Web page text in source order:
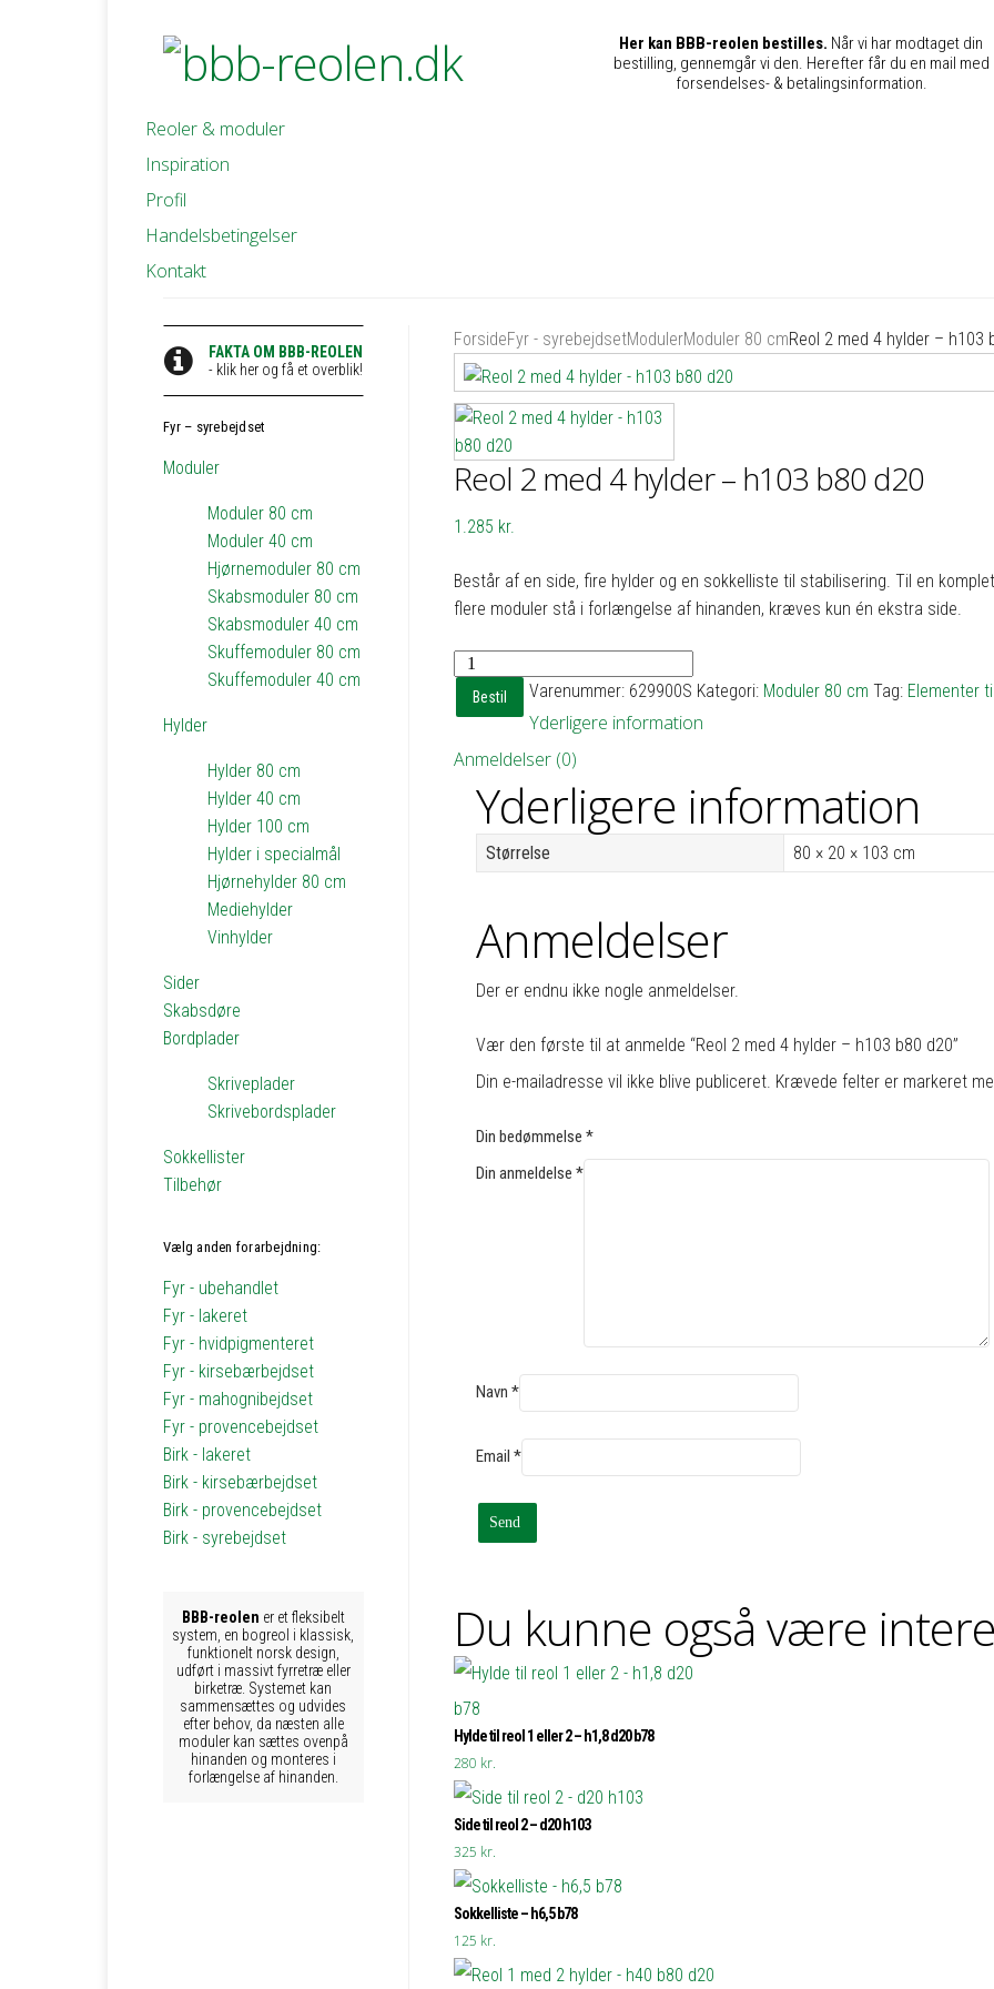
Her kan BBB-reolen bestilles. Når vi har modtaget din
bestilling, gennemgår vi den. Herefter får du en mail med
forsendelses- & betalingsinformation.
Reoler & moduler
Inspiration
Profil
Handelsbetingelser
Kontakt
ForsideFyr - syrebejdsetModulerModuler 80 cmReol 2 med 4 hylder – h103
Reol 2 med 4 hylder – h103 b80 d20
1.285 kr.
Består af en side, fire hylder og en sokkelliste til stabilisering. Til en
flere moduler stå i forlængelse af hinanden, kræves kun én ekstra side.
Reol
med
hylder
Bestil Varenummer: 629900S Kategori: Moduler 80 cm Tag: Elementer
Yderligere information
Anmeldelser (0)
Yderligere information
Størrelse 80 × 20 × 103 cm
Anmeldelser
Der er endnu ikke nogle anmeldelser.
Vær den første til at anmelde “Reol 2 med 4 hylder – h103 b80 d20”
Din e-mailadresse vil ikke blive publiceret. Krævede felter er markeret
Din bedømmelse *
Din anmeldelse *
Navn *
Email *
Du kunne også være
Hylde til reol 1 eller 2 – h1,8 d20 b78
280 kr.
Side til reol 2 – d20 h103
325 kr.
Sokkelliste – h6,5 b78
125 kr.
FAKTA OM BBB-REOLEN
- klik her og få et overblik!
Fyr – syrebejdset
Moduler
Moduler 80 cm
Moduler 40 cm
Hjørnemoduler 80 cm
Skabsmoduler 80 cm
Skabsmoduler 40 cm
Skuffemoduler 80 cm
Skuffemoduler 40 cm
Hylder
Hylder 80 cm
Hylder 40 cm
Hylder 100 cm
Hylder i specialmål
Hjørnehylder 80 cm
Mediehylder
Vinhylder
Sider
Skabsdøre
Bordplader
Skriveplader
Skrivebordsplader
Sokkellister
Tilbehør
Vælg anden forarbejdning:
Fyr - ubehandlet
Fyr - lakeret
Fyr - hvidpigmenteret
Fyr - kirsebærbejdset
Fyr - mahognibejdset
Fyr - provencebejdset
Birk - lakeret
Birk - kirsebærbejdset
Birk - provencebejdset
Birk - syrebejdset
BBB-reolen er et fleksibelt
system, en bogreol i klassisk,
funktionelt norsk design,
udført i massivt fyrretræ eller
birketræ. Systemet kan
sammensættes og udvides
efter behov, da næsten alle
moduler kan sættes ovenpå
hinanden og monteres i
forlængelse af hinanden.